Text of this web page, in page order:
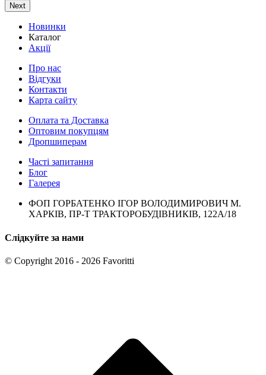
Next
Новинки
Каталог
Акції
Про нас
Відгуки
Контакти
Карта сайту
Оплата та Доставка
Оптовим покупцям
Дропшиперам
Часті запитання
Блог
Галерея
ФОП ГОРБАТЕНКО ІГОР ВОЛОДИМИРОВИЧ М.
ХАРКІВ, ПР-Т ТРАКТОРОБУДІВНИКІВ, 122А/18
Слідкуйте за нами
© Copyright 2016 - 2026 Favoritti